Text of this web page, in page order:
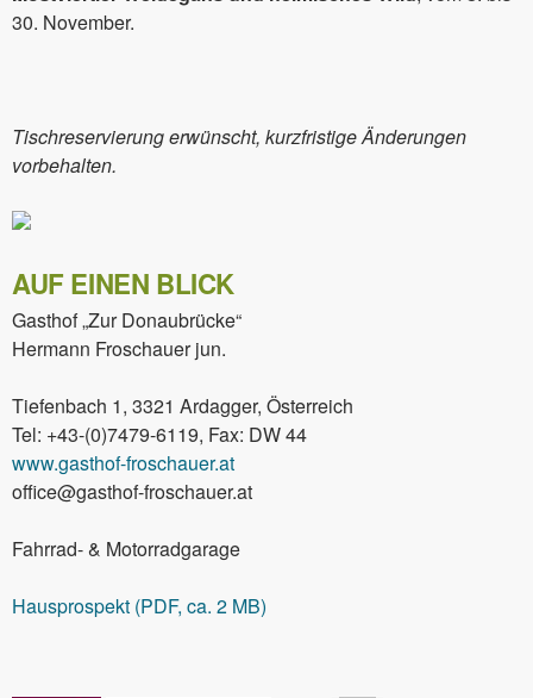
30. November.
Tischreservierung erwünscht, kurzfristige Änderungen
vorbehalten.
AUF EINEN BLICK
Gasthof „Zur Donaubrücke“
Hermann Froschauer jun.
Tiefenbach 1, 3321 Ardagger, Österreich
Tel: +43-(0)7479-6119, Fax: DW 44
www.gasthof-froschauer.at
office@gasthof-froschauer.at
Fahrrad- & Motorradgarage
Hausprospekt (PDF, ca. 2 MB)